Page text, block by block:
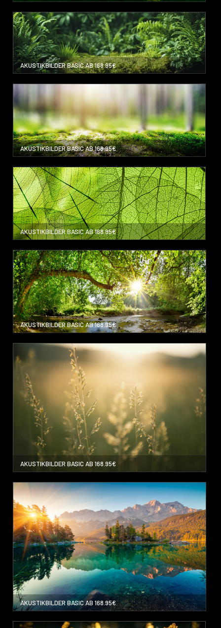
AKUSTIKBILDER BASIC AB 168.95€
AKUSTIKBILDER BASIC AB 168.95€
AKUSTIKBILDER BASIC AB 168.95€
AKUSTIKBILDER BASIC AB 168.95€
AKUSTIKBILDER BASIC AB 168.95€
AKUSTIKBILDER BASIC AB 168.95€